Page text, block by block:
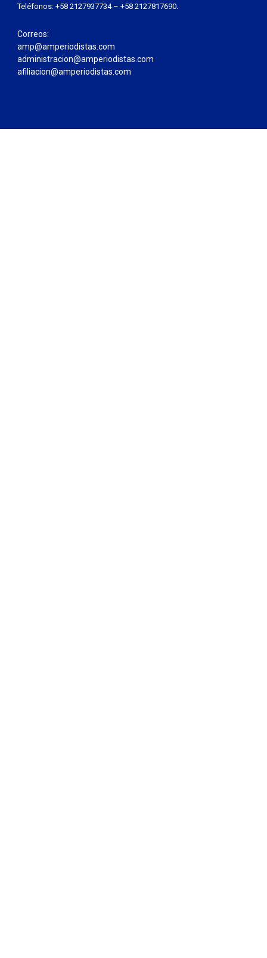
Teléfonos: +58 2127937734 – +58 2127817690.
Correos:
amp@amperiodistas.com
administracion@amperiodistas.com
afiliacion@amperiodistas.com